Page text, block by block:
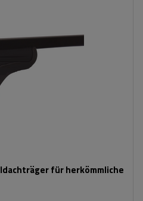
für herkömmliche